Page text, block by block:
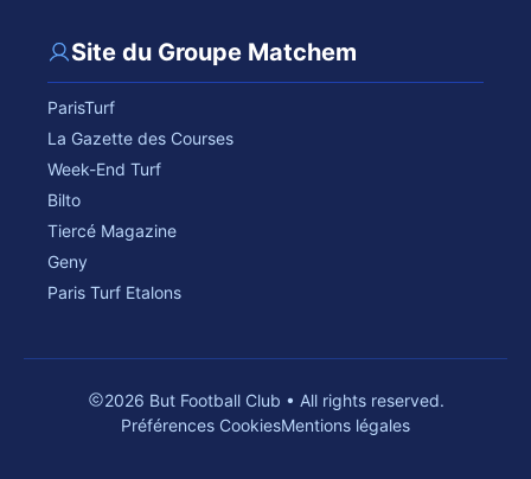
Site du Groupe Matchem
ParisTurf
La Gazette des Courses
Week-End Turf
Bilto
Tiercé Magazine
Geny
Paris Turf Etalons
2026 But Football Club • All rights reserved.
Préférences CookiesMentions légales